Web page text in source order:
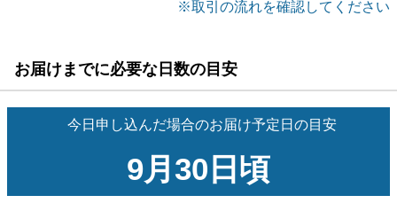
※取引の流れを確認してください
お届けまでに必要な日数の目安
今日申し込んだ場合のお届け予定日の目安
9月30日頃